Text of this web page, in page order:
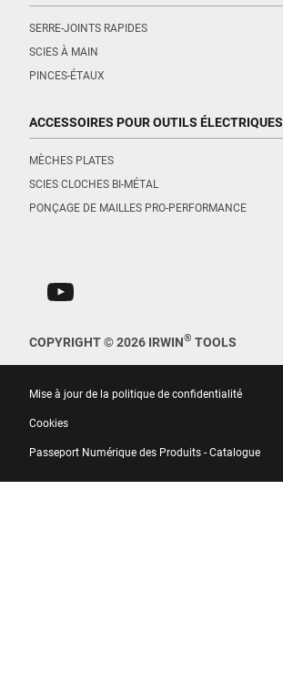
SERRE-JOINTS RAPIDES
SCIES À MAIN
PINCES-ÉTAUX
ACCESSOIRES POUR OUTILS ÉLECTRIQUES
MÈCHES PLATES
SCIES CLOCHES BI-MÉTAL
PONÇAGE DE MAILLES PRO-PERFORMANCE
COPYRIGHT © 2026 IRWIN® TOOLS
Mise à jour de la politique de confidentialité
Cookies
Passeport Numérique des Produits - Catalogue